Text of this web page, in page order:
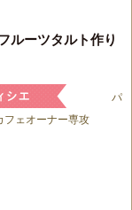
ルーツタルト作り
パ
フェオーナー専攻